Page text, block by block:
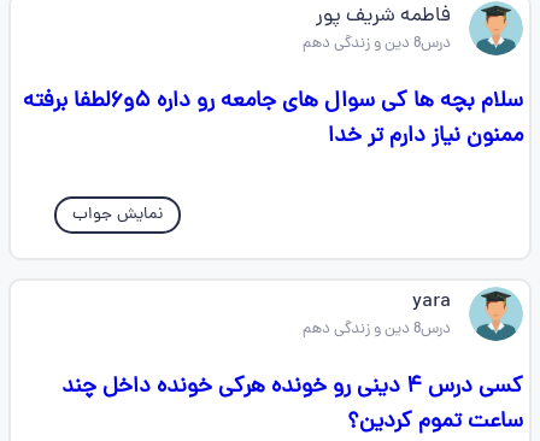
فاطمه شریف پور
درس8 دین و زندگی دهم
سلام بچه ها کی سوال های جامعه رو داره ۵و۶لطفا برفته
ممنون نیاز دارم تر خدا
نمایش جواب
yara
درس8 دین و زندگی دهم
کسی درس ۴ دینی رو خونده هرکی خونده داخل چند
ساعت تموم کردین؟